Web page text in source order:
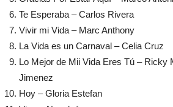
Te Esperaba – Carlos Rivera
Vivir mi Vida – Marc Anthony
La Vida es un Carnaval – Celia Cruz
Lo Mejor de Mii Vida Eres Tú – Ricky
Jimenez
Hoy – Gloria Estefan